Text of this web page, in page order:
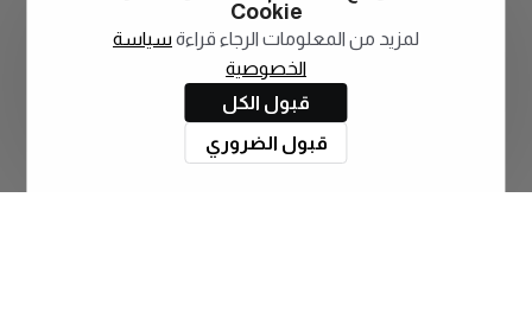
Cookie
لمزيد من المعلومات الرجاء قراءة سياسة
الخصوصية
قبول الكل
قبول الضروري